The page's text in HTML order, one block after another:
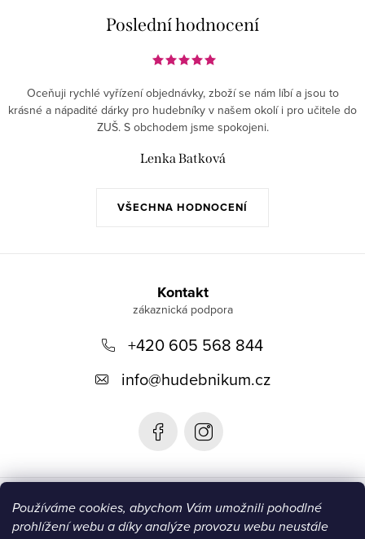
Používáme cookies, abychom Vám umožnili pohodlné
prohlížení webu a díky analýze provozu webu neustále
Poslední hodnocení
VŠECHNA HODNOCENÍ
Oceňuji rychlé vyřízení objednávky, zboží se nám líbí a jsou to
krásné a nápadité dárky pro hudebníky v našem okolí i pro učitele do
ZUŠ. S obchodem jsme spokojeni.
Lenka Batková
Kontakt
+420 605 568 844
info@hudebnikum.cz
Informace